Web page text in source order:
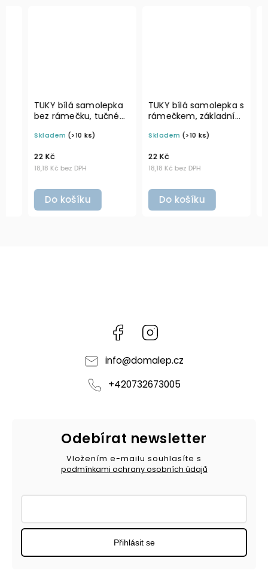
TUKY bílá samolepka
bez rámečku, tučné
cm na boxy, šuplíky a
Skladem (>10 ks)
18,18 Kč bez DPH
22 Kč
Do košíku
TUKY bílá samolepka s
rámečkem, základní
cm na boxy, šuplíky a
Skladem (>10 ks)
18,18 Kč bez DPH
22 Kč
Do košíku
Facebook
info@domalep.cz
+420732673005
Odebírat newsletter
Vložením e-mailu souhlasíte s
podmínkami ochrany osobních údajů
Přihlásit se